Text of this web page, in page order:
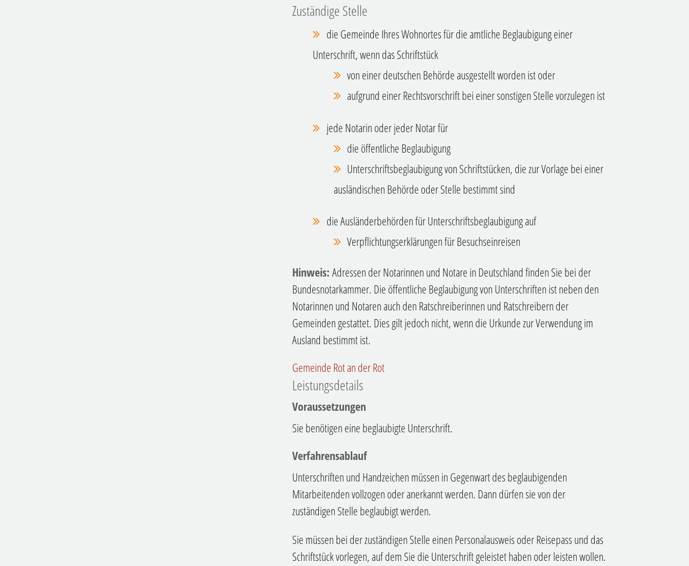
Zuständige Stelle
die Gemeinde Ihres Wohnortes für die amtliche Beglaubigung einer
Unterschrift, wenn das Schriftstück
von einer deutschen Behörde ausgestellt worden ist oder
aufgrund einer Rechtsvorschrift bei einer sonstigen Stelle vorzulegen ist
jede Notarin oder jeder Notar für
die öffentliche Beglaubigung
Unterschriftsbeglaubigung von Schriftstücken, die zur Vorlage bei einer
ausländischen Behörde oder Stelle bestimmt sind
die Ausländerbehörden für Unterschriftsbeglaubigung auf
Verpflichtungserklärungen für Besuchseinreisen
Hinweis:Adressen der Notarinnen und Notare in Deutschland finden Sie bei der
Bundesnotarkammer. Die öffentliche Beglaubigung von Unterschriften ist neben den
Notarinnen und Notaren auch den Ratschreiberinnen und Ratschreibern der
Gemeinden gestattet. Dies gilt jedoch nicht, wenn die Urkunde zur Verwendung im
Ausland bestimmt ist.
Gemeinde Rot an der Rot
Leistungsdetails
Voraussetzungen
Sie benötigen eine beglaubigte Unterschrift.
Verfahrensablauf
Unterschriften und Handzeichen müssen in Gegenwart des beglaubigenden
Mitarbeitenden vollzogen oder anerkannt werden. Dann dürfen sie von der
zuständigen Stelle beglaubigt werden.
Sie müssen bei der zuständigen Stelle einen Personalausweis oder Reisepass und das
Schriftstück vorlegen, auf dem Sie die Unterschrift geleistet haben oder leisten wollen.